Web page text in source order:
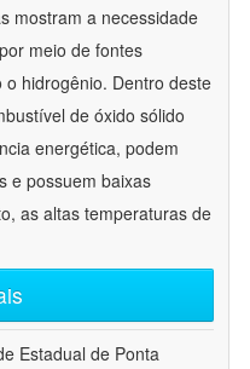
mostram a necessidade
meio de fontes
hidrogênio. Dentro deste
de óxido sólido
energética, podem
e possuem baixas
as altas temperaturas de
Estadual de Ponta